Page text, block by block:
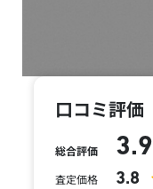
口コミ評価
総合評価 3.9
査定価格
3.8